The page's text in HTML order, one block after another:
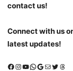
contact us!
Connect with us
latest updates!
Facebook
Instagram
YouTube
WhatsApp
Google
Mail
X